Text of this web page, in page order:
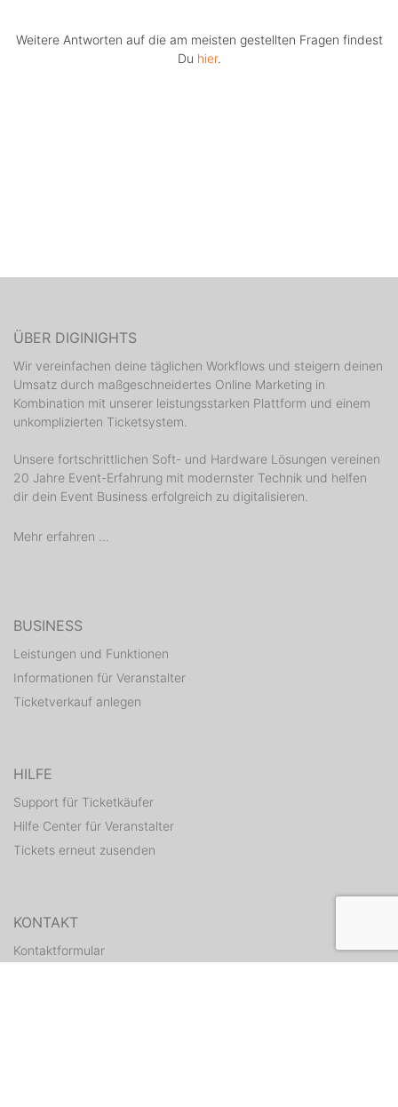
Weitere Antworten auf die am meisten gestellten Fragen findest
Du hier.
ÜBER DIGINIGHTS
Wir vereinfachen deine täglichen Workflows und steigern deinen
Umsatz durch maßgeschneidertes Online Marketing in
Kombination mit unserer leistungsstarken Plattform und einem
unkomplizierten Ticketsystem.
Unsere fortschrittlichen Soft- und Hardware Lösungen vereinen
20 Jahre Event-Erfahrung mit modernster Technik und helfen
dir dein Event Business erfolgreich zu digitalisieren.
Mehr erfahren ...
BUSINESS
Leistungen und Funktionen
Informationen für Veranstalter
Ticketverkauf anlegen
HILFE
Support für Ticketkäufer
Hilfe Center für Veranstalter
Tickets erneut zusenden
KONTAKT
Kontaktformular